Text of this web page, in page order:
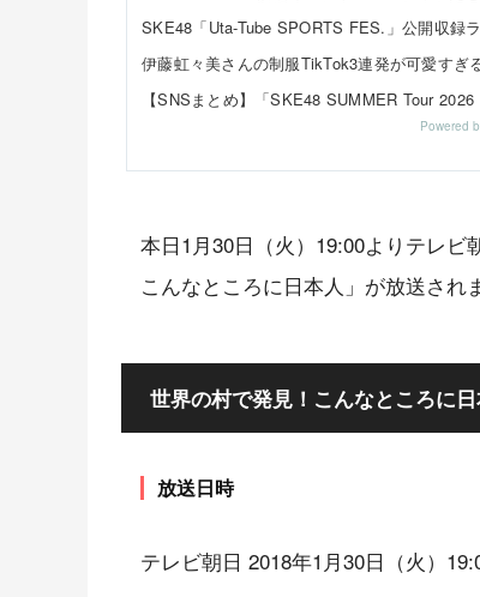
Powered
本日1月30日（火）19:00よりテレビ
こんなところに日本人」が放送され
世界の村で発見！こんなところに
放送日時
テレビ朝日 2018年1月30日（火）